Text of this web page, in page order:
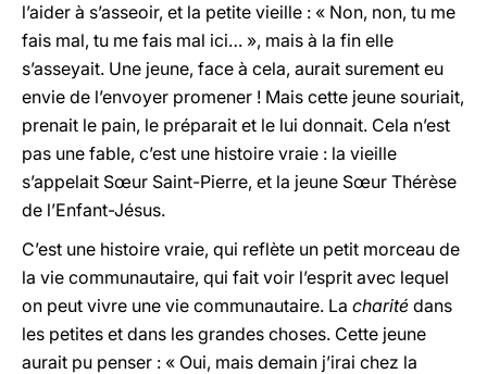
l’aider à s’asseoir, et la petite vieille : « Non, non, tu me
fais mal, tu me fais mal ici… », mais à la fin elle
s’asseyait. Une jeune, face à cela, aurait surement eu
envie de l’envoyer promener ! Mais cette jeune souriait,
prenait le pain, le préparait et le lui donnait. Cela n’est
pas une fable, c’est une histoire vraie : la vieille
s’appelait Sœur Saint-Pierre, et la jeune Sœur Thérèse
de l’Enfant-Jésus.
C’est une histoire vraie, qui reflète un petit morceau de
la vie communautaire, qui fait voir l’esprit avec lequel
on peut vivre une vie communautaire. La charité dans
les petites et dans les grandes choses. Cette jeune
aurait pu penser : « Oui, mais demain j’irai chez la